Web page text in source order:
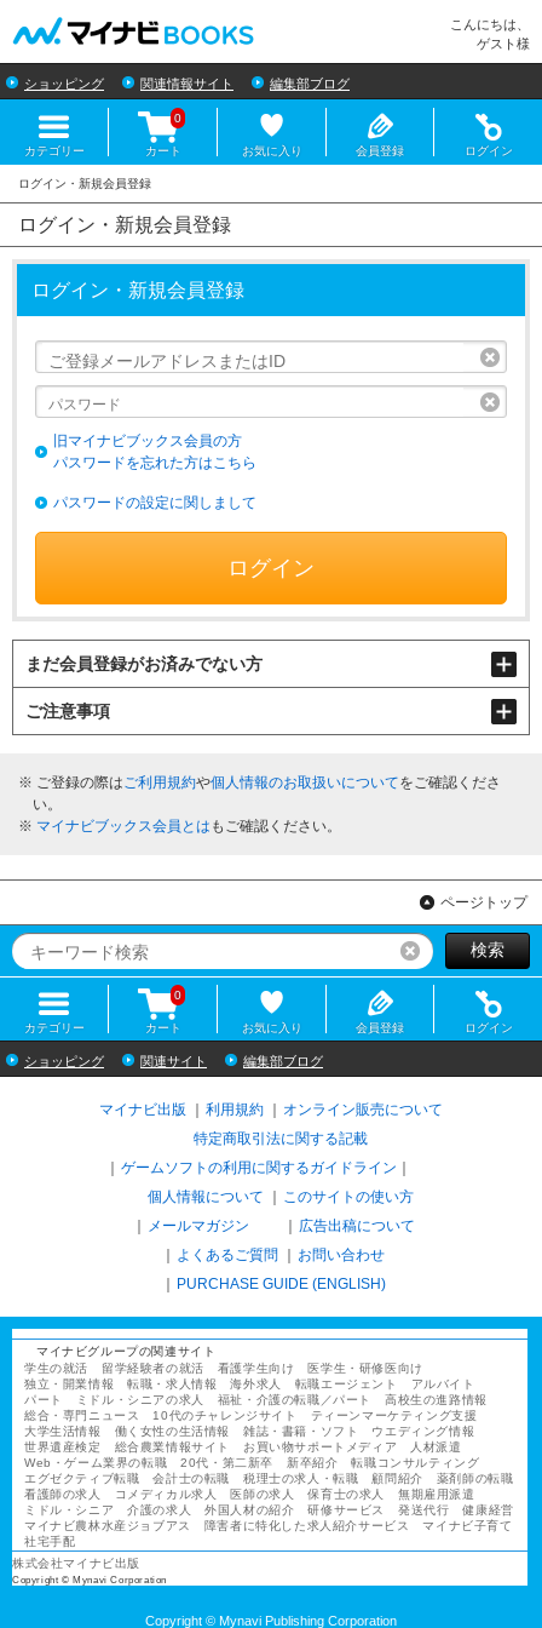
こんにちは、
ゲスト様
ショッピング 関連情報サイト 編集部ブログ
カテゴリー カート
0
お気に入り 会員登録 ログイン
ログイン・新規会員登録
ログイン・新規会員登録
旧マイナビブックス会員の方
パスワードを忘れた方はこちら
パスワードの設定に関しまして
ログイン
まだ会員登録がお済みでない方
ご注意事項
ご登録の際はご利用規約や個人情報のお取扱いについてをご確認くださ
い。
マイナビブックス会員とは もご確認ください。
ページトップ
リセット検索
カテゴリー カート
0
お気に入り 会員登録 ログイン
ショッピング 関連サイト 編集部ブログ
マイナビ出版 利用規約
オンライン販売について
特定商取引法に関する記載
ゲームソフトの利用に関するガイドライン
個人情報について
このサイトの使い方
メールマガジン
広告出稿について
よくあるご質問
お問い合わせ
PURCHASE GUIDE (ENGLISH)
マイナビグループの関連サイト
学生の就活
留学経験者の就活 看護学生向け
医学生・研修医向け
独立・開業情報
転職・求人情報 海外求人 転職エージェント
アルバイト
パート
ミドル・シニアの求人 福祉・介護の転職／パート
高校生の進路情報
総合・専門ニュース
10代のチャレンジサイト
ティーンマーケティング支援
大学生活情報
働く女性の生活情報 雑誌・書籍・ソフト
ウエディング情報
世界遺産検定
総合農業情報サイト お買い物サポートメディア
人材派遣
Web・ゲーム業界の転職
20代・第二新卒 新卒紹介
転職コンサルティング
エグゼクティブ転職
会計士の転職 税理士の求人・転職 顧問紹介
薬剤師の転職
看護師の求人
コメディカル求人 医師の求人 保育士の求人
無期雇用派遣
ミドル・シニア
介護の求人 外国人材の紹介 研修サービス 発送代行
健康経営
マイナビ農林水産ジョブアス
障害者に特化した求人紹介サービス
マイナビ子育て
社宅手配
株式会社マイナビ出版
Copyright © Mynavi Corporation
Copyright © Mynavi Publishing Corporation